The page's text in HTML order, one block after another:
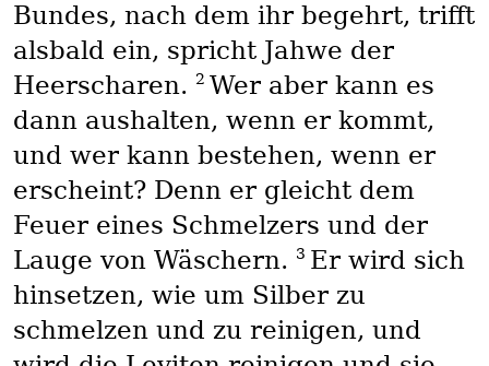
Bundes, nach dem ihr begehrt, trifft
alsbald ein, spricht Jahwe der
Heerscharen. 2 Wer aber kann es
dann aushalten, wenn er kommt,
und wer kann bestehen, wenn er
erscheint? Denn er gleicht dem
Feuer eines Schmelzers und der
Lauge von Wäschern. 3 Er wird sich
hinsetzen, wie um Silber zu
schmelzen und zu reinigen, und